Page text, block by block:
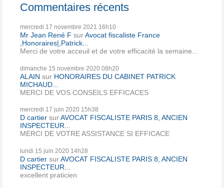
Commentaires récents
mercredi 17 novembre 2021 16h10
Mr Jean René F surAvocat fiscaliste France
,Honoraires|,Patrick...
Merci de votre acceuil et de votre efficacité la semaine...
dimanche 15 novembre 2020 08h20
ALAIN sur HONORAIRES DU CABINET PATRICK
MICHAUD...
MERCI DE VOS CONSEILS EFFICACES
mercredi 17 juin 2020 15h38
D cartier surAVOCAT FISCALISTE PARIS 8, ANCIEN
INSPECTEUR...
MERCI DE VOTRE ASSISTANCE SI EFFICACE
lundi 15 juin 2020 14h28
D cartier surAVOCAT FISCALISTE PARIS 8, ANCIEN
INSPECTEUR...
excellent praticien